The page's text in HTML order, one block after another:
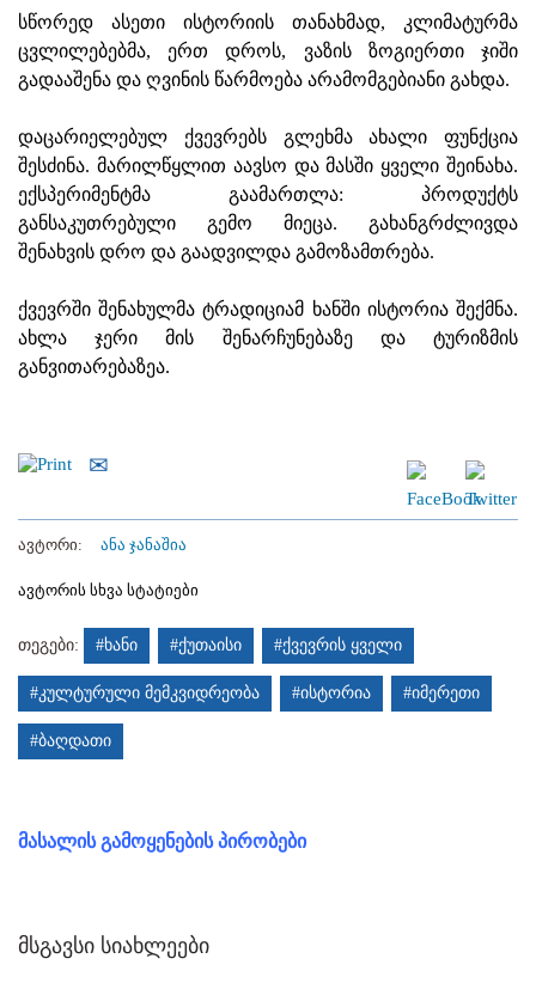
სწორედ ასეთი ისტორიის თანახმად, კლიმატურმა
ცვლილებებმა, ერთ დროს, ვაზის ზოგიერთი ჯიში
გადააშენა და ღვინის წარმოება არამომგებიანი გახდა.
დაცარიელებულ ქვევრებს გლეხმა ახალი ფუნქცია
შესძინა. მარილწყლით აავსო და მასში ყველი შეინახა.
ექსპერიმენტმა გაამართლა: პროდუქტს
განსაკუთრებული გემო მიეცა. გახანგრძლივდა
შენახვის დრო და გაადვილდა გამოზამთრება.
ქვევრში შენახულმა ტრადიციამ ხანში ისტორია შექმნა.
ახლა ჯერი მის შენარჩუნებაზე და ტურიზმის
განვითარებაზეა.
ავტორი: ანა ჯანაშია
ავტორის სხვა სტატიები
თეგები: #ხანი #ქუთაისი #ქვევრის ყველი
#კულტურული მემკვიდრეობა #ისტორია #იმერეთი
#ბაღდათი
მასალის გამოყენების პირობები
მსგავსი სიახლეები